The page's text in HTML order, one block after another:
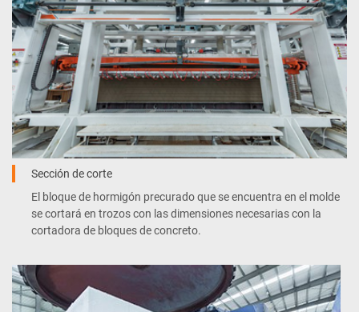
Sección de corte
El bloque de hormigón precurado que se encuentra en el molde
se cortará en trozos con las dimensiones necesarias con la
cortadora de bloques de concreto.